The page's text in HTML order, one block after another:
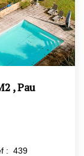
,Pau
: 439